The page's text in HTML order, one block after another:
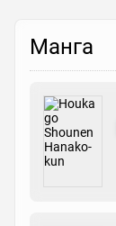
Манга